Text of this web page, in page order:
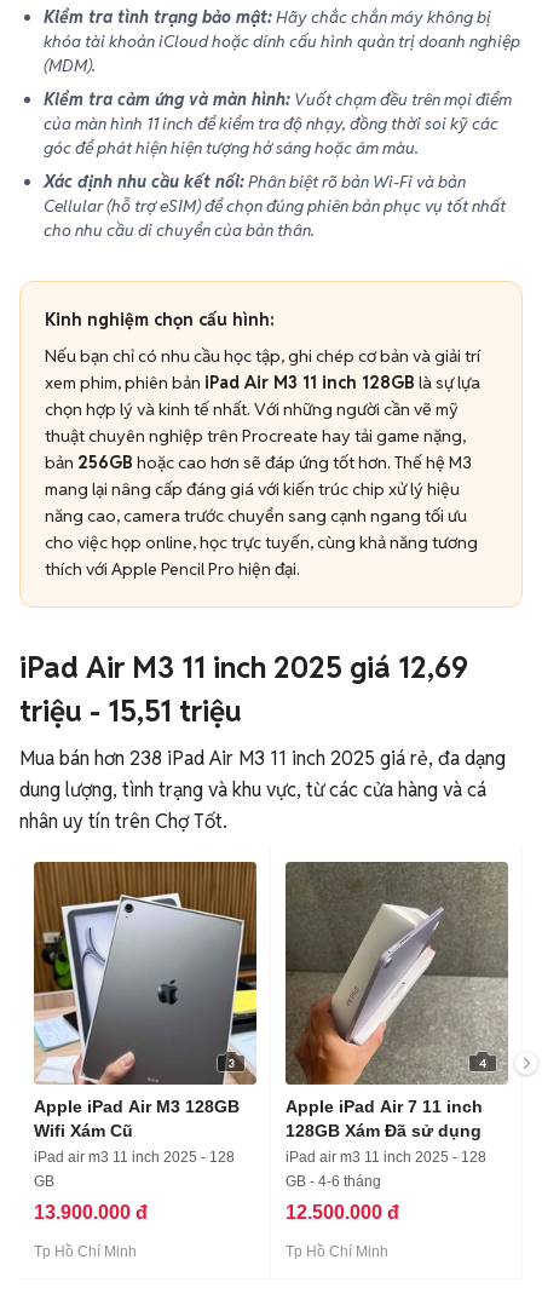
Kiểm tra tình trạng bảo mật:Hãy chắc chắn máy không bị
khóa tài khoản iCloud hoặc dính cấu hình quản trị doanh nghiệp
(MDM).
Kiểm tra cảm ứng và màn hình: Vuốt chạm đều trên mọi điểm
của màn hình 11 inch để kiểm tra độ nhạy, đồng thời soi kỹ các
góc để phát hiện hiện tượng hở sáng hoặc ám màu.
Xác định nhu cầu kết nối:Phân biệt rõ bản Wi-Fi và bản
Cellular (hỗ trợ eSIM) để chọn đúng phiên bản phục vụ tốt nhất
cho nhu cầu di chuyển của bản thân.
Kinh nghiệm chọn cấu hình:
Nếu bạn chỉ có nhu cầu học tập, ghi chép cơ bản và giải trí
xem phim, phiên bản iPad Air M3 11 inch 128GB là sự lựa
chọn hợp lý và kinh tế nhất. Với những người cần vẽ mỹ
thuật chuyên nghiệp trên Procreate hay tải game nặng,
bản 256GB hoặc cao hơn sẽ đáp ứng tốt hơn. Thế hệ M3
mang lại nâng cấp đáng giá với kiến trúc chip xử lý hiệu
năng cao, camera trước chuyển sang cạnh ngang tối ưu
cho việc họp online, học trực tuyến, cùng khả năng tương
thích với Apple Pencil Pro hiện đại.
iPad Air M3 11 inch 2025 giá 12,69
triệu - 15,51 triệu
Mua bán hơn 238 iPad Air M3 11 inch 2025 giá rẻ, đa dạng
dung lượng, tình trạng và khu vực, từ các cửa hàng và cá
nhân uy tín trên Chợ Tốt.
3
Apple iPad Air M3 128GB
Wifi Xám Cũ
iPad air m3 11 inch 2025 - 128
GB
13.900.000 đ
Tp Hồ Chí Minh
4
Apple iPad Air 7 11 inch
128GB Xám Đã sử dụng
iPad air m3 11 inch 2025 - 128
GB - 4-6 tháng
12.500.000 đ
Tp Hồ Chí Minh